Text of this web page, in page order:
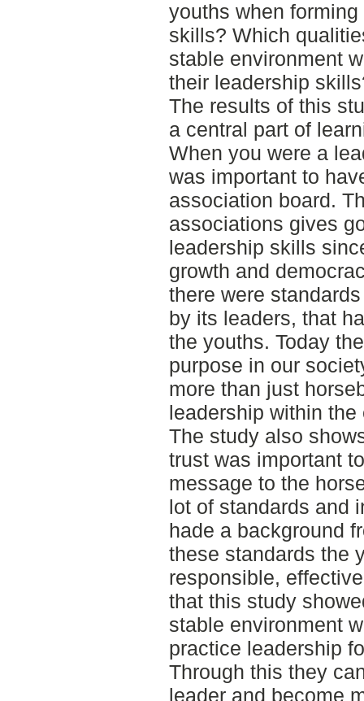
youths when
skills? Which
stable environment
their leadership
The results of this
a central part of
When you were a
was important to
association board.
associations gives
leadership skills
growth and
there were
by its leaders, that
the youths. Today
purpose in our
more than just
leadership within
The study also
trust was important
message to the
lot of standards and
hade a background
these standards the
responsible,
that this study
stable environment
practice leadership
Through this they
leader and become